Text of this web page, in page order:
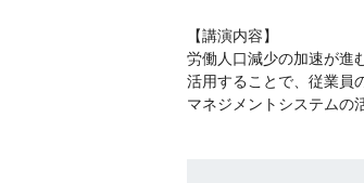
【講演内容】
労働人口減少の加速が進
活用することで、従業員
マネジメントシステムの